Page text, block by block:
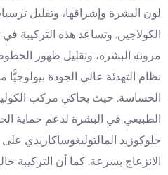
لون البشرة وإشراقها، وتقليل
الكولاجين. وتساعد هذه التركيبة في
مرونة البشرة، وتقليل ظهور
نظام التهدئة عالي الجودة
الحساسة. حيث يحاكي مركب
الطبيعي في البشرة لدعم حماية
جلوكوزيد المالتوليغوساكاريدي
الانزعاج بسرعة. كما أن التركيبة